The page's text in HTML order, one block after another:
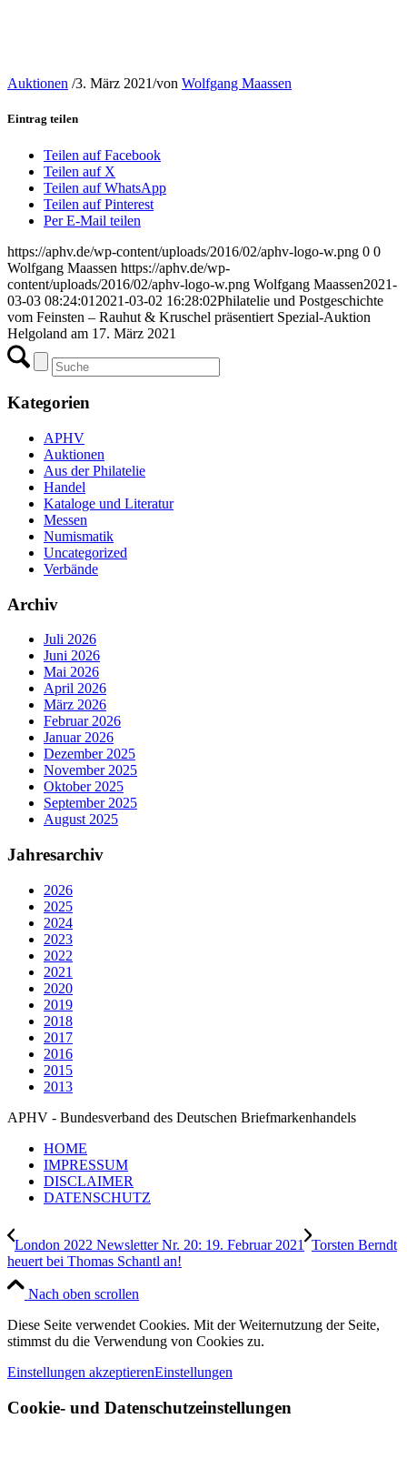
Auktionen /3. März 2021/von Wolfgang Maassen
Eintrag teilen
Teilen auf Facebook
Teilen auf X
Teilen auf WhatsApp
Teilen auf Pinterest
Per E-Mail teilen
https://aphv.de/wp-content/uploads/2016/02/aphv-logo-w.png 0 0
Wolfgang Maassen https://aphv.de/wp-
content/uploads/2016/02/aphv-logo-w.png Wolfgang Maassen2021-
03-03 08:24:01 2021-03-02 16:28:02Philatelie und Postgeschichte
vom Feinsten – Rauhut & Kruschel präsentiert Spezial-Auktion
Helgoland am 17. März 2021
Kategorien
APHV
Auktionen
Aus der Philatelie
Handel
Kataloge und Literatur
Messen
Numismatik
Uncategorized
Verbände
Archiv
Juli 2026
Juni 2026
Mai 2026
April 2026
März 2026
Februar 2026
Januar 2026
Dezember 2025
November 2025
Oktober 2025
September 2025
August 2025
Jahresarchiv
2026
2025
2024
2023
2022
2021
2020
2019
2018
2017
2016
2015
2013
APHV - Bundesverband des Deutschen Briefmarkenhandels
HOME
IMPRESSUM
DISCLAIMER
DATENSCHUTZ
London 2022 Newsletter Nr. 20: 19. Februar 2021
Torsten Berndt
heuert bei Thomas Schantl an!
Nach oben scrollen
Diese Seite verwendet Cookies. Mit der Weiternutzung der Seite,
stimmst du die Verwendung von Cookies zu.
Einstellungen akzeptierenEinstellungen
Cookie- und Datenschutzeinstellungen